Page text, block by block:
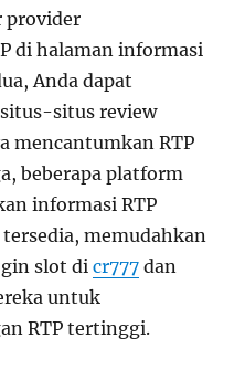
provider
di halaman informasi
Anda dapat
situs review
mencantumkan RTP
beberapa platform
informasi RTP
memudahkan
slot dicr777 dan
untuk
RTP tertinggi.